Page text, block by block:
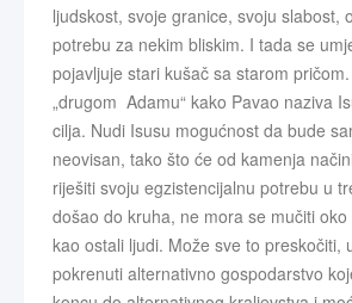
ljudskost, svoje granice, svoju slabost,
potrebu za nekim bliskim. I tada se
pojavljuje stari kušač sa starom
„drugom Adamu“ kako Pavao naziva
cilja. Nudi Isusu mogućnost da bude
neovisan, tako što će od kamenja
riješiti svoju egzistencijalnu potrebu u
došao do kruha, ne mora se mučiti oko
kao ostali ljudi. Može sve to preskočiti,
pokrenuti alternativno gospodarstvo